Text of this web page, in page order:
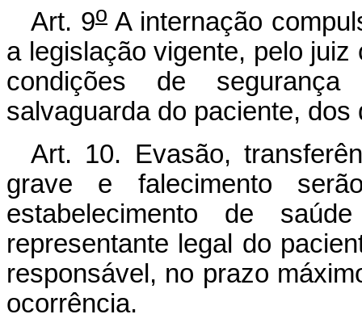
Art. 9o A internação
a legislação vigente, pelo
condições de
salvaguarda do paciente,
Art. 10. Evasão,
grave e falecimento
estabelecimento de
representante legal do
responsável, no prazo
ocorrência.